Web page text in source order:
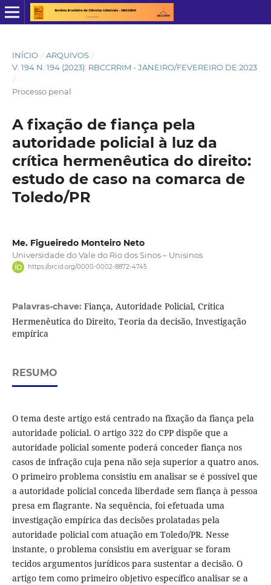
INÍCIO / ARQUIVOS /
V. 194 N. 194 (2023): RBCCRRIM - JANEIRO/FEVEREIRO DE 2023
/
Processo penal
A fixação de fiança pela
autoridade policial à luz da
crítica hermenêutica do direito:
estudo de caso na comarca de
Toledo/PR
Me. Figueiredo Monteiro Neto
Universidade do Vale do Rio dos Sinos – Unisinos
https://orcid.org/0000-0002-8872-4745
Palavras-chave: Fiança, Autoridade Policial, Crítica
Hermenêutica do Direito, Teoria da decisão, Investigação
empírica
RESUMO
O tema deste artigo está centrado na fixação da fiança pela
autoridade policial. O artigo 322 do CPP dispõe que a
autoridade policial somente poderá conceder fiança nos
casos de infração cuja pena não seja superior a quatro anos.
O primeiro problema consistiu em analisar se é possível que
a autoridade policial conceda liberdade sem fiança à pessoa
presa em flagrante. Na sequência, foi efetuada uma
investigação empírica das decisões prolatadas pela
autoridade policial com atuação em Toledo/PR. Nesse
instante, o problema consistiu em averiguar se foram
tecidos argumentos jurídicos para sustentar a decisão. O
artigo tem como primeiro objetivo específico analisar se a